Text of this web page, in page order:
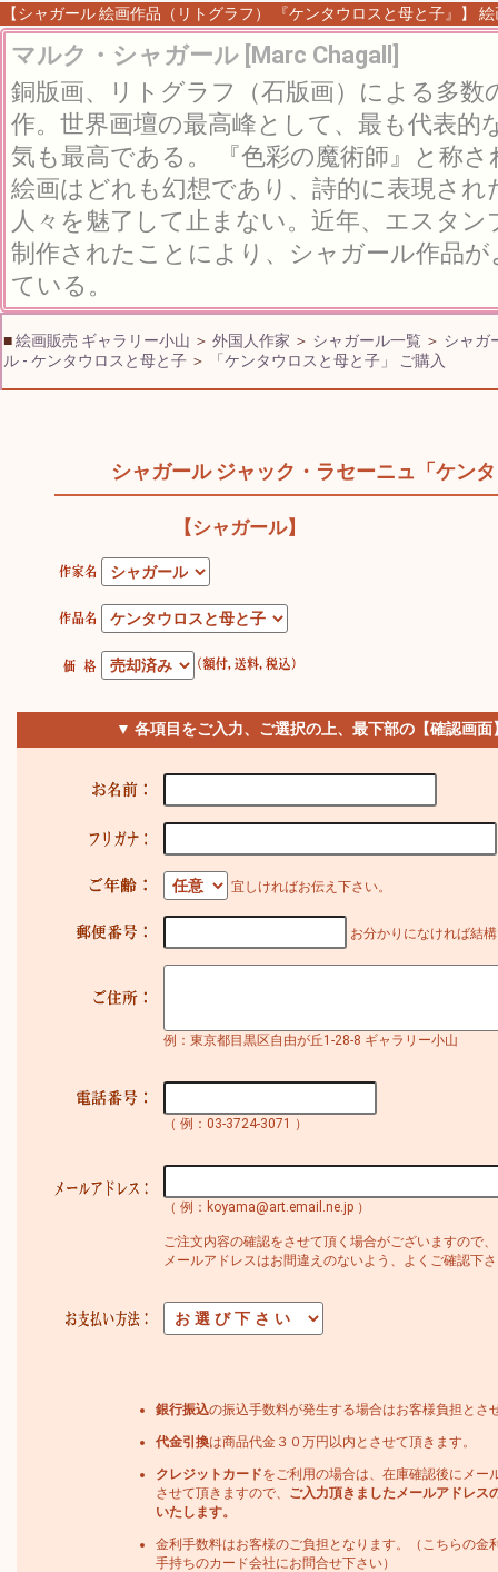
【シャガール 絵画作品（リトグラフ） 『ケンタウロスと母と子』】
マルク・シャガール [Marc Chagall]
銅版画、リトグラフ（石版画）による多数
作。世界画壇の最高峰として、最も代表的
気も最高である。 『色彩の魔術師』と称
絵画はどれも幻想であり、詩的に表現され
人々を魅了して止まない。近年、エスタン
制作されたことにより、シャガール作品
ている。
■絵画販売 ギャラリー小山 ＞ 外国人作家 ＞ シャガール一覧 ＞ シャガ
ル - ケンタウロスと母と子 ＞ 「ケンタウロスと母と子」 ご購入
シャガール ジャック・ラセーニュ「ケン
【シャガール】
▼ 各項目をご入力、ご選択の上、最下部の【確認画
宜しければお伝え下さい。
お分かりになければ結
例：東京都目黒区自由が丘1-28-8 ギャラリー小山
（ 例：03-3724-3071 ）
（ 例：koyama@art.email.ne.jp ）
ご注文内容の確認をさせて頂く場合がございますので、
メールアドレスはお間違えのないよう、よくご確認下
銀行振込の振込手数料が発生する場合はお客様負担とさ
代金引換は商品代金３０万円以内とさせて頂きます。
クレジットカードをご利用の場合は、在庫確認後にメー
させて頂きますので、
ご入力頂きましたメールアドレス
いたします。
金利手数料はお客様のご負担となります。（こちらの金
手持ちのカード会社にお問合せ下さい）